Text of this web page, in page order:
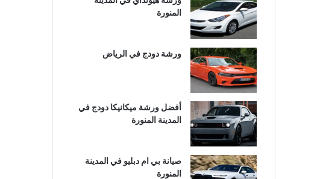
المنورة
ورشة دودج في الرياض
أفضل ورشة ميكانيكا دودج في
المدينة المنورة
صيانة بي ام دبليو في المدينة
المنورة